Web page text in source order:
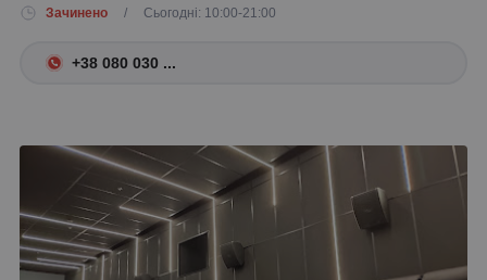
Зачинено
/ Сьогодні: 10:00-21:00
+38 080 030 ...